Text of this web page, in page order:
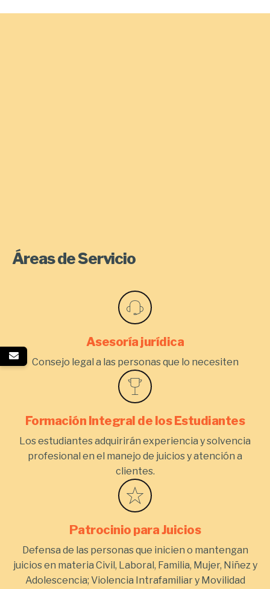
Áreas de Servicio
Asesoría jurídica
Consejo legal a las personas que lo necesiten
Formación Integral de los Estudiantes
Los estudiantes adquirirán experiencia y solvencia
profesional en el manejo de juicios y atención a
clientes.
Patrocinio para Juicios
Defensa de las personas que inicien o mantengan
juicios en materia Civil, Laboral, Familia, Mujer, Niñez y
Adolescencia; Violencia Intrafamiliar y Movilidad